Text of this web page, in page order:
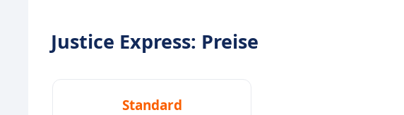
Justice Express: Preise
Standard